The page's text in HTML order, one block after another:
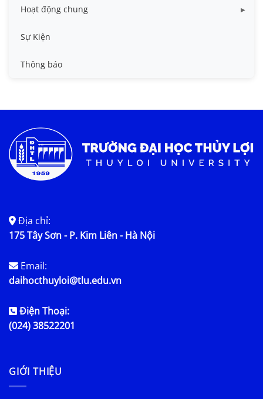
Hoạt động chung
Tin công tác sinh viên
Tin đào tạo
Tin tức chung
Sự Kiện
Thông báo
Địa chỉ:
175 Tây Sơn - P. Kim Liên - Hà Nội
Email:
daihocthuyloi@tlu.edu.vn
Điện Thoại:
(024) 38522201
GIỚI THIỆU